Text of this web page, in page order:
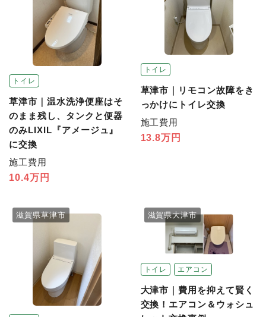
トイレ
草津市｜温水洗浄便座はそ
のまま残し、タンクと便器
のみLIXIL『アメージュ』
に交換
施工費用
10.4万円
トイレ
草津市｜リモコン故障をき
っかけにトイレ交換
施工費用
13.8万円
滋賀県草津市
トイレ エアコン
滋賀県大津市
大津市｜費用を抑えて賢く
交換！エアコン＆ウォシュ